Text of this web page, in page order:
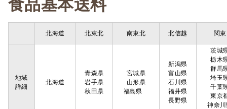
食品基本送料
北海道 北東北 南東北 北信越 関東
地域
詳細
北海道
青森県
岩手県
秋田県
宮城県
山形県
福島県
新潟県
富山県
石川県
福井県
長野県
茨城
栃木
群馬
埼玉
千葉
東京
神奈